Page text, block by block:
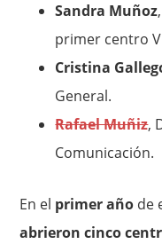
Sandra Muñoz
primer centro
Cristina
General.
Rafael Muñiz,
Comunicación.
En el primer año de
abrieron cinco